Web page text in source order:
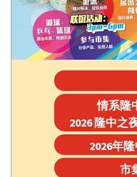
情系隆
2026 隆中之
2026年
市